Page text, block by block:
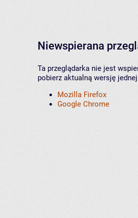
Niewspierana
Ta przeglądarka nie jest
pobierz aktualną wersję
Mozilla Firefox
Google Chrome